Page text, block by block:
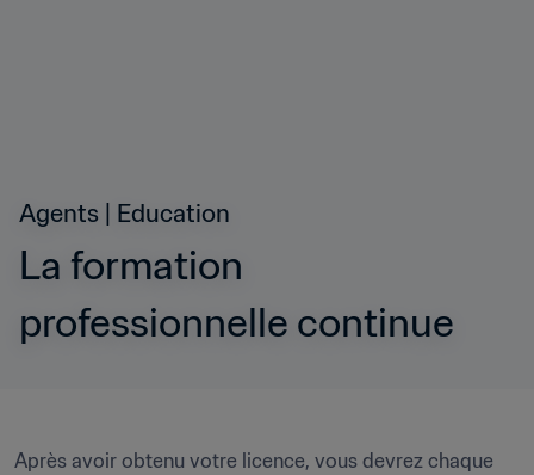
Agents | Education
La formation
professionnelle continue
Après avoir obtenu votre licence, vous devrez chaque